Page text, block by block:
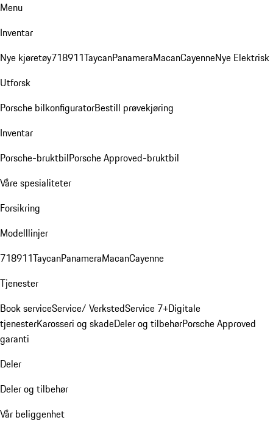
Menu
Inventar
Nye kjøretøy718911TaycanPanameraMacanCayenneNye Elektrisk
Utforsk
Porsche bilkonfiguratorBestill prøvekjøring
Inventar
Porsche-bruktbilPorsche Approved-bruktbil
Våre spesialiteter
Forsikring
Modelllinjer
718911TaycanPanameraMacanCayenne
Tjenester
Book serviceService/ VerkstedService 7+Digitale
tjenesterKarosseri og skadeDeler og tilbehørPorsche Approved
garanti
Deler
Deler og tilbehør
Vår beliggenhet